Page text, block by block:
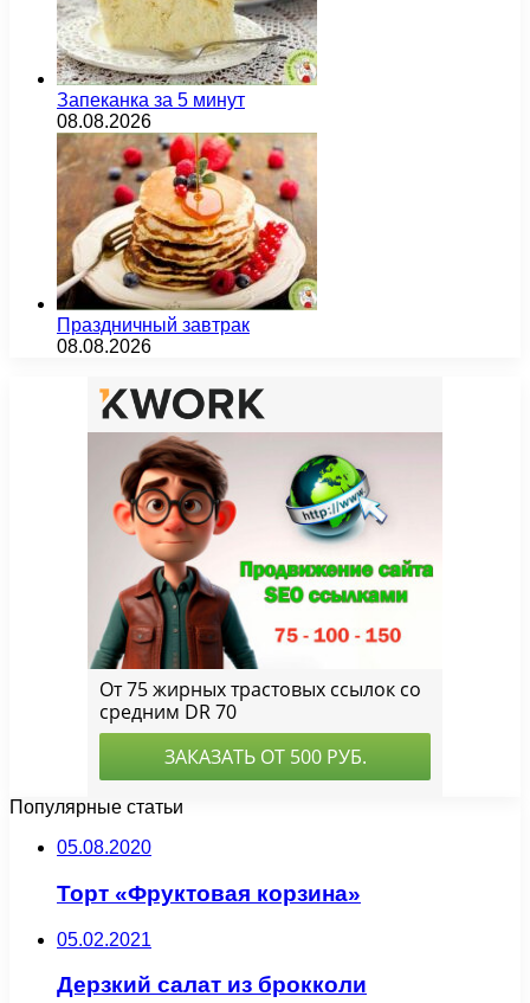
Запеканка за 5 минут
08.08.2026
Праздничный завтрак
08.08.2026
Популярные статьи
05.08.2020
Торт «Фруктовая корзина»
05.02.2021
Дерзкий салат из брокколи